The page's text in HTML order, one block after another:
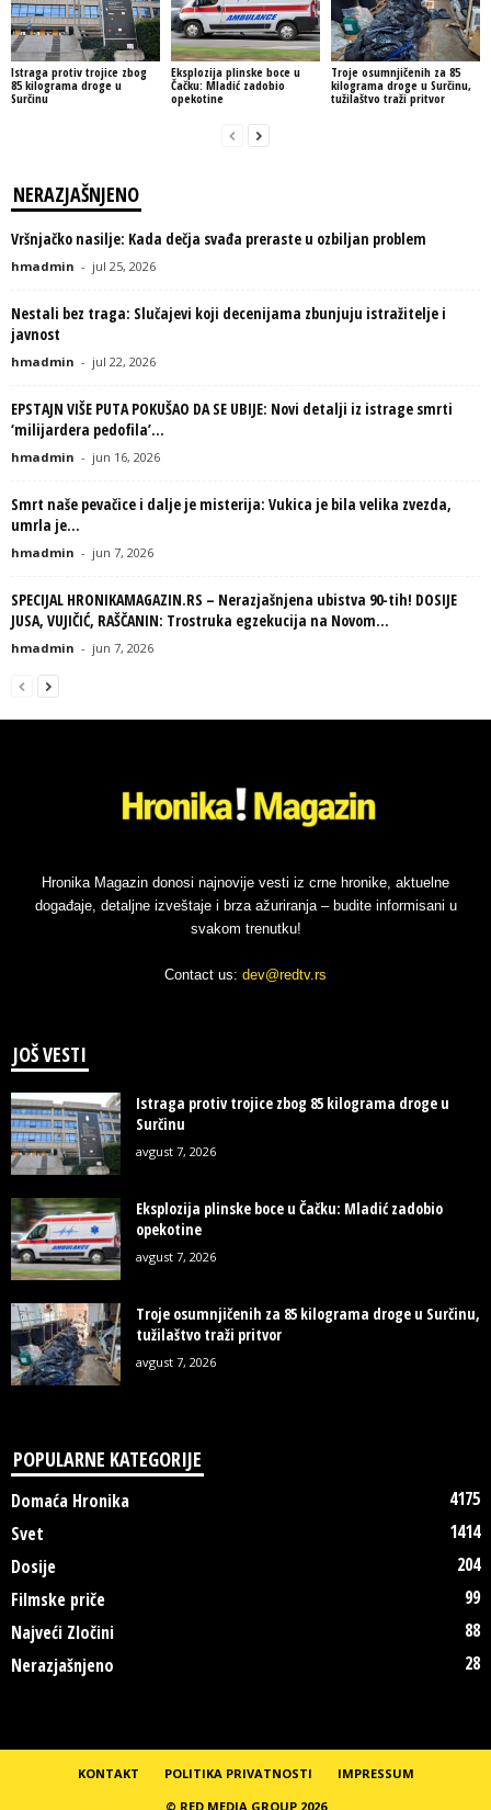
Istraga protiv trojice zbog
85 kilograma droge u
Surčinu
Eksplozija plinske boce u
Čačku: Mladić zadobio
opekotine
Troje osumnjičenih za 85
kilograma droge u Surčinu,
tužilaštvo traži pritvor
NERAZJAŠNJENO
Vršnjačko nasilje: Kada dečja svađa preraste u ozbiljan problem
hmadmin - jul 25, 2026
Nestali bez traga: Slučajevi koji decenijama zbunjuju istražitelje i
javnost
hmadmin - jul 22, 2026
EPSTAJN VIŠE PUTA POKUŠAO DA SE UBIJE: Novi detalji iz istrage smrti
‘milijardera pedofila’...
hmadmin - jun 16, 2026
Smrt naše pevačice i dalje je misterija: Vukica je bila velika zvezda,
umrla je...
hmadmin - jun 7, 2026
SPECIJAL HRONIKAMAGAZIN.RS – Nerazjašnjena ubistva 90-tih! DOSIJE
JUSA, VUJIČIĆ, RAŠČANIN: Trostruka egzekucija na Novom...
hmadmin - jun 7, 2026
Hronika Magazin donosi najnovije vesti iz crne hronike, aktuelne
događaje, detaljne izveštaje i brza ažuriranja – budite informisani u
svakom trenutku!
Contact us: dev@redtv.rs
JOŠ VESTI
Istraga protiv trojice zbog 85 kilograma droge u
Surčinu
avgust 7, 2026
Eksplozija plinske boce u Čačku: Mladić zadobio
opekotine
avgust 7, 2026
Troje osumnjičenih za 85 kilograma droge u Surčinu,
tužilaštvo traži pritvor
avgust 7, 2026
POPULARNE KATEGORIJE
Domaća Hronika
4175
Svet
1414
Dosije
204
Filmske priče
99
Najveći Zločini
88
Nerazjašnjeno
28
KONTAKT POLITIKA PRIVATNOSTI
IMPRESSUM
© RED MEDIA GROUP 2026